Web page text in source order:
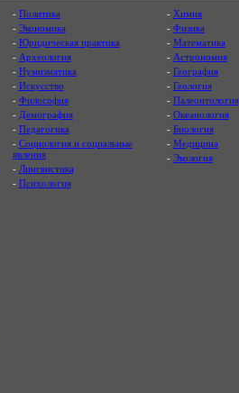
- Политика
- Экономика
- Юридическая практика
- Археология
- Нумизматика
- Искусство
- Философия
- Демография
- Педагогика
- Социология и социальные
явления
- Лингвистика
- Психология
- Химия
- Физика
- Математика
- Астрономия
- География
- Геология
- Палеонтология
- Океанология
- Биология
- Медицина
- Экология